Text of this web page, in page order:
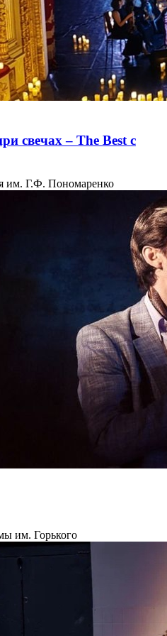
свечах – The Best с
им. Г.Ф. Пономаренко
им. Горького